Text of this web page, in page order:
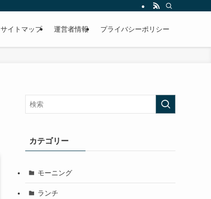
サイトマップ 運営者情報 プライバシーポリシー
カテゴリー
モーニング
ランチ